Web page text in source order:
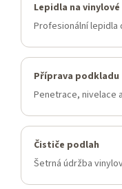
Lepidla na
Profesionální lepidla
Příprava podkladu
Penetrace, nivelace
Čističe podlah
Šetrná údržba